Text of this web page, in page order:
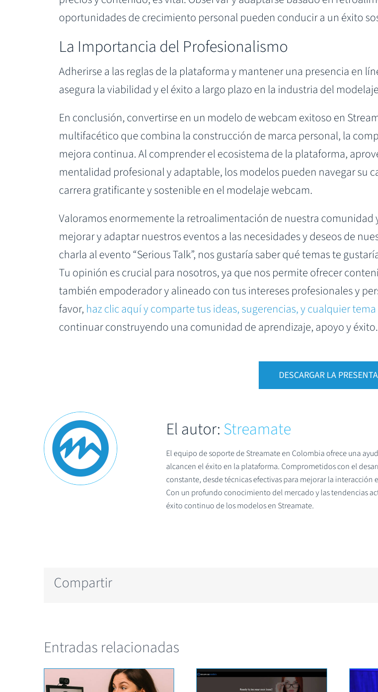
oportunidades de crecimiento personal pueden conducir a un éxito
La Importancia del Profesionalismo
Adherirse a las reglas de la plataforma y mantener una presencia en
asegura la viabilidad y el éxito a largo plazo en la industria del
En conclusión, convertirse en un modelo de webcam exitoso en
multifacético que combina la construcción de marca personal, la
mejora continua. Al comprender el ecosistema de la plataforma,
mentalidad profesional y adaptable, los modelos pueden navegar su
carrera gratificante y sostenible en el modelaje webcam.
Valoramos enormemente la retroalimentación de nuestra
mejorar y adaptar nuestros eventos a las necesidades y deseos de
charla al evento “Serious Talk”, nos gustaría saber qué temas te
Tu opinión es crucial para nosotros, ya que nos permite ofrecer
también empoderador y alineado con tus intereses profesionales y
favor, haz clic aquí y comparte tus ideas, sugerencias, y cualquier
continuar construyendo una comunidad de aprendizaje, apoyo y
DESCARGAR LA
El autor:Streamate
El equipo de soporte de Streamate en Colombia ofrece una
alcancen el éxito en la plataforma. Comprometidos con el
constante, desde técnicas efectivas para mejorar la
Con un profundo conocimiento del mercado y las tendencias
éxito continuo de los modelos en Streamate.
Compartir
Entradas relacionadas